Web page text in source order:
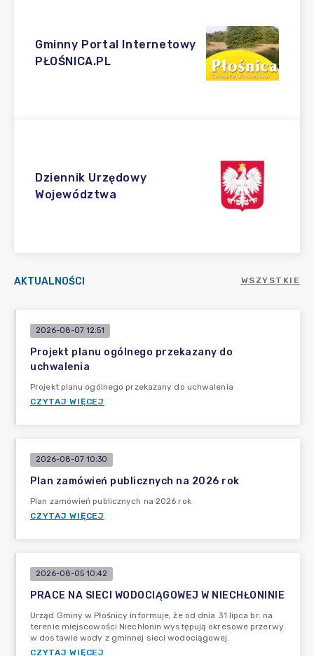
Gminny Portal Internetowy
PŁOŚNICA.PL
Dziennik Urzędowy
Województwa
AKTUALNOŚCI WSZYSTKIE
2026-08-07 12:51
Projekt planu ogólnego przekazany do
uchwalenia
Projekt planu ogólnego przekazany do uchwalenia
CZYTAJ WIĘCEJ
2026-08-07 10:30
Plan zamówień publicznych na 2026 rok
Plan zamówień publicznych na 2026 rok
CZYTAJ WIĘCEJ
2026-08-05 10:42
PRACE NA SIECI WODOCIĄGOWEJ W NIECHŁONINIE
Urząd Gminy w Płośnicy informuje, że od dnia 31 lipca br. na
terenie miejscowości Niechłonin występują okresowe przerwy
w dostawie wody z gminnej sieci wodociągowej.
CZYTAJ WIĘCEJ